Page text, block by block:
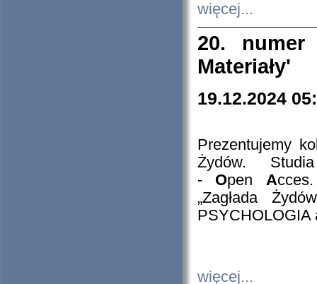
więcej...
20. numer
Materiały'
19.12.2024
Prezentujemy
Żydów.
- Open A
„Zagłada
PSYCHOLOGIA
więcej...